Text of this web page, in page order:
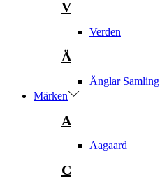
V
Verden
Ä
Änglar Samling
Märken
A
Aagaard
C